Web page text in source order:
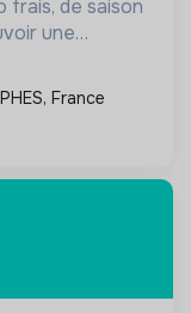
frais, de saison
une
de
France